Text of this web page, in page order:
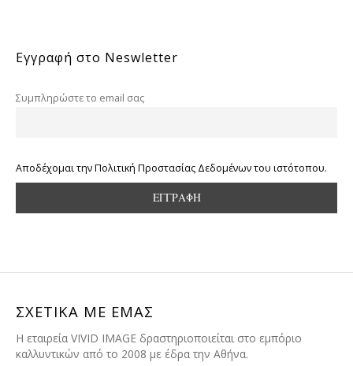
Εγγραφή στο Neswletter
Συμπληρώστε το email σας
Αποδέχομαι την Πολιτική Προστασίας Δεδομένων του ιστότοπου.
ΣΧΕΤΙΚΑ ΜΕ ΕΜΑΣ
H εταιρεία VIVID IMAGE δραστηριοποιείται στο εμπόριο
καλλυντικών από το 2008 με έδρα την Αθήνα.